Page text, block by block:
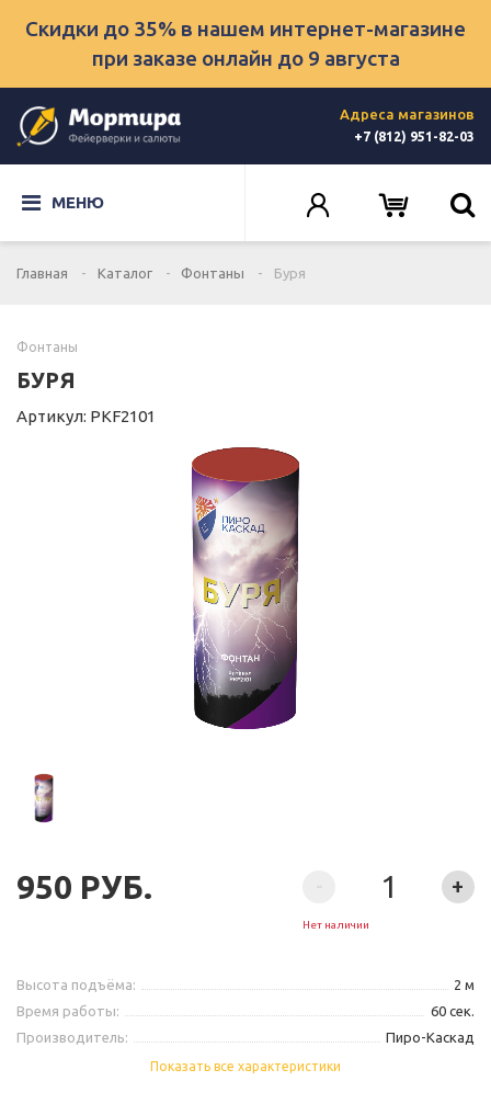
Скидки до 35% в нашем интернет-магазине
при заказе онлайн до 9 августа
Адреса магазинов
+7 (812) 951-82-03
МЕНЮ
Главная Каталог Фонтаны Буря
Фонтаны
БУРЯ
Артикул: PKF2101
950 РУБ. +
Нет наличии
Высота подъёма:
2 м
Время работы:
60 сек.
Производитель:
Пиро-Каскад
Показать все характеристики